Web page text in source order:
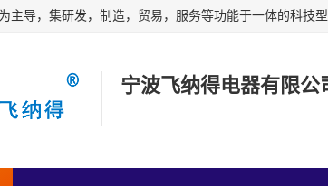
宁波飞纳得电器有限公